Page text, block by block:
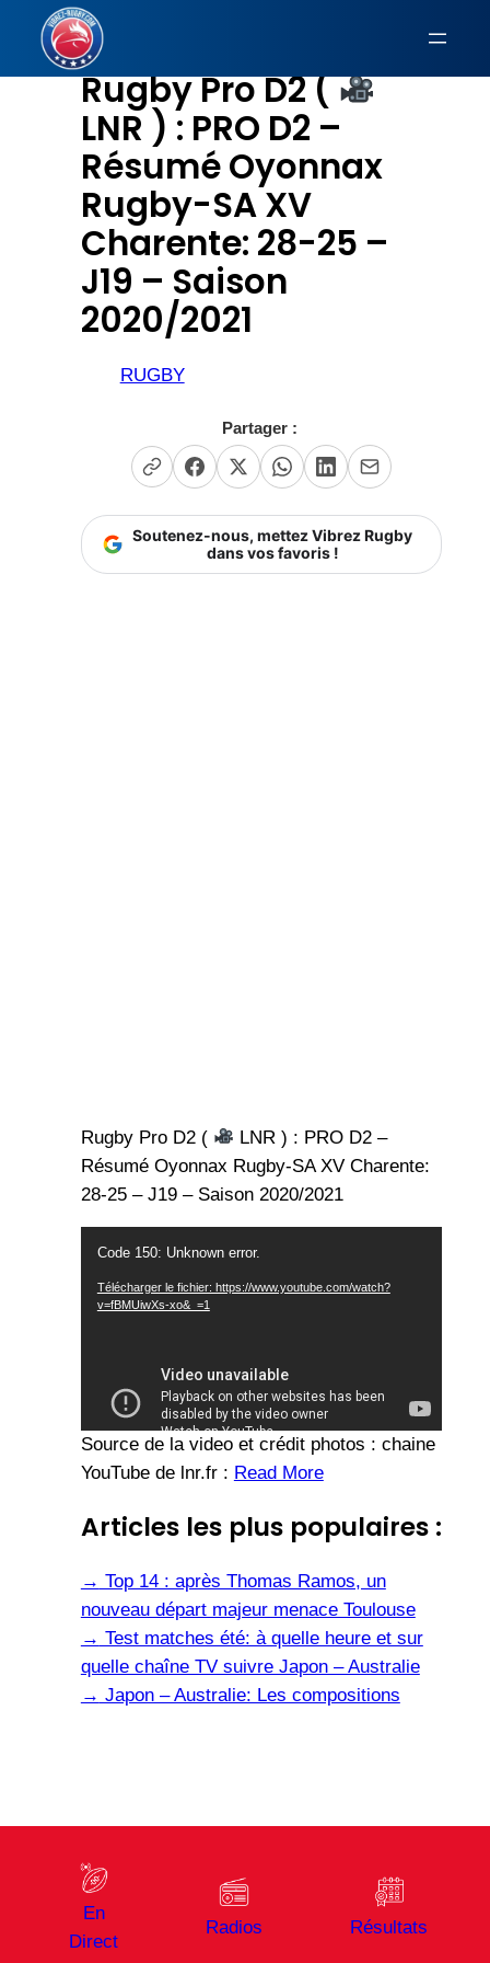
Aller
contenu Rugby Pro D2 (
LNR ) : PRO D2 –
Résumé Oyonnax
Rugby-SA XV
Charente: 28-25 –
J19 – Saison
2020/2021
RUGBY
Partager :
Soutenez-nous, mettez Vibrez Rugby
dans vos favoris !
Rugby Pro D2 (
LNR ) : PRO D2 –
Résumé Oyonnax Rugby-SA XV Charente:
28-25 – J19 – Saison 2020/2021
Code 150: Unknown error.
Télécharger le fichier: https://www.youtube.com/watch?
v=fBMUiwXs-xo&_=1
Source de la video et crédit photos : chaine
YouTube de lnr.fr : Read More
Articles les plus populaires :
→ Top 14 : après Thomas Ramos, un
nouveau départ majeur menace Toulouse
→ Test matches été: à quelle heure et sur
quelle chaîne TV suivre Japon – Australie
→ Japon – Australie: Les compositions
En
Direct
Radios Résultats